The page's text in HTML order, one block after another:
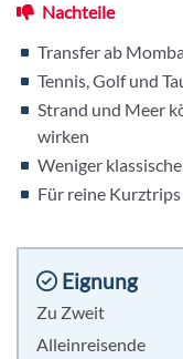
Eignung
Zu Zweit
Alleinreisende
Nachteile
Transfer ab
Tennis, Golf und
Strand und Meer
wirken
Weniger
Für reine